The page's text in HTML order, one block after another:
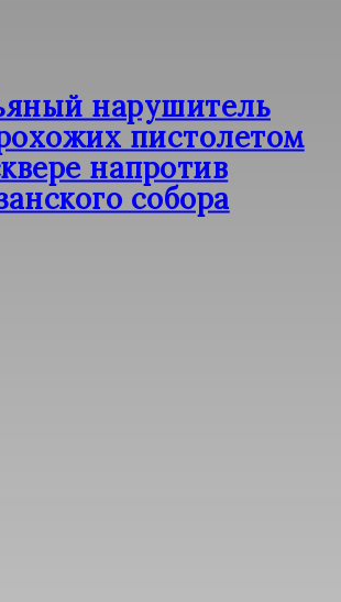
нарушитель
пистолетом
напротив
собора